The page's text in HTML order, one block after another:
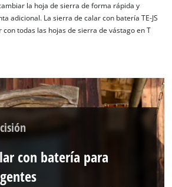
la hoja de sierra de forma rápida y
adicional. La sierra de calar con batería TE-JS
con todas las hojas de sierra de vástago en T
con batería para